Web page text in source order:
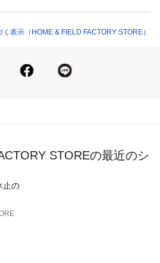
表示（HOME & FIELD FACTORY STORE）
STOREの最近のシ
止の